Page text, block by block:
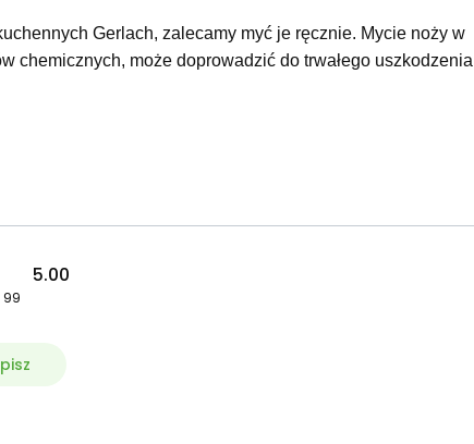
Gerlach, zalecamy myć je ręcznie. Mycie noży w
chemicznych, może doprowadzić do trwałego uszkodzenia
5.00
99